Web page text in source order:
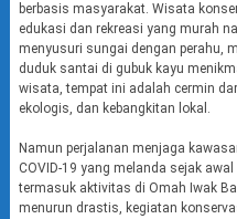
berbasis masyarakat. Wisata
edukasi dan rekreasi yang murah
menyusuri sungai dengan perahu,
duduk santai di gubuk kayu
wisata, tempat ini adalah cermin
ekologis, dan kebangkitan lokal.
Namun perjalanan menjaga
COVID-19 yang melanda sejak
termasuk aktivitas di Omah Iwak
menurun drastis, kegiatan